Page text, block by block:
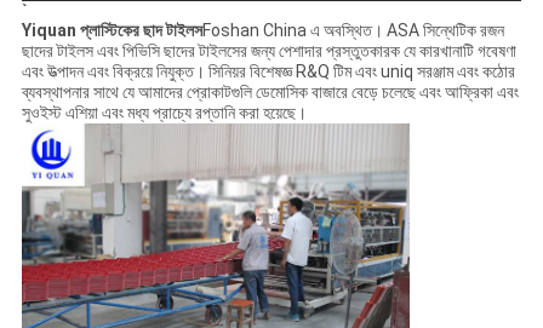
`
Yiquan প্লাস্টিকের ছাদ টাইলসFoshan China এ অবস্থিত। ASA সিন্থেটিক রজন
ছাদের টাইলস এবং পিভিসি ছাদের টাইলসের জন্য পেশাদার প্রস্তুতকারক যে কারখানাটি গবেষণা
এবং উত্পাদন এবং বিক্রয়ে নিযুক্ত। সিনিয়র বিশেষজ্ঞ R&Q টিম এবং uniq সরঞ্জাম এবং কঠোর
ব্যবস্থাপনার সাথে যে আমাদের প্রোকাটগুলি ডেমোসিক বাজারে বেড়ে চলেছে এবং আফ্রিকা এবং
সুওইস্ট এশিয়া এবং মধ্য প্রাচ্যে রপ্তানি করা হয়েছে।